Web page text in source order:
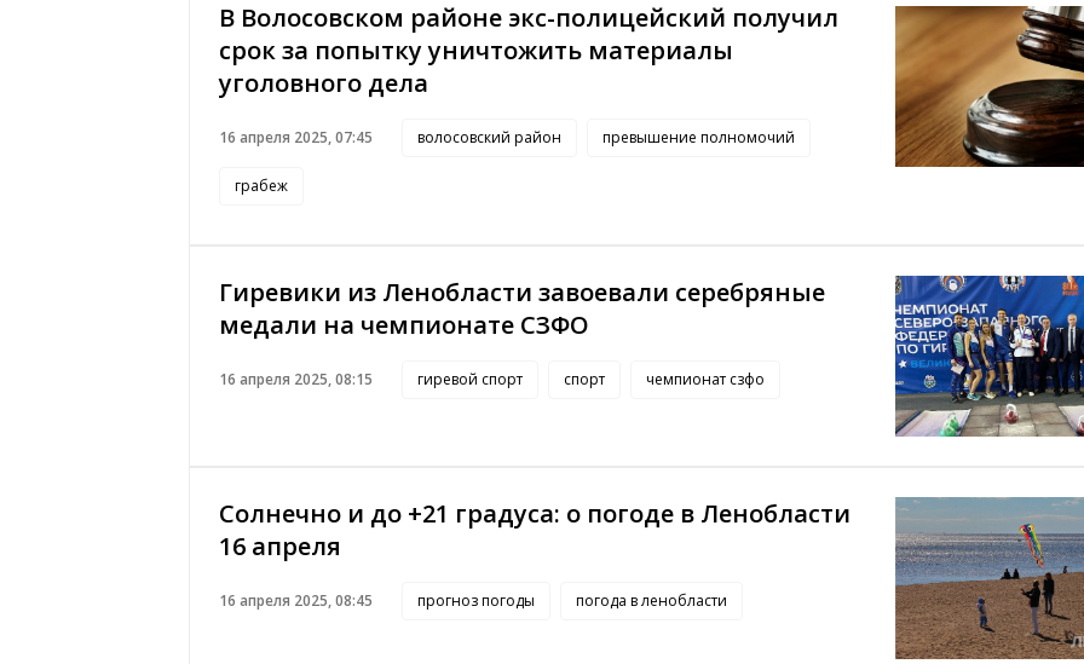
В Волосовском районе экс-полицейский получил
срок за попытку уничтожить материалы
уголовного дела
16 апреля 2025, 07:45 волосовский район превышение полномочий
грабеж
Гиревики из Ленобласти завоевали серебряные
медали на чемпионате СЗФО
16 апреля 2025, 08:15 гиревой спорт спорт чемпионат сзфо
Солнечно и до +21 градуса: о погоде в Ленобласти
16 апреля
16 апреля 2025, 08:45 прогноз погоды погода в ленобласти